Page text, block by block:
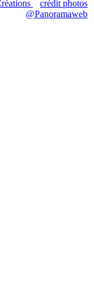
crédit photos
@Panoramaweb